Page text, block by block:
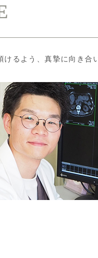
けるよう、真摯に向き合